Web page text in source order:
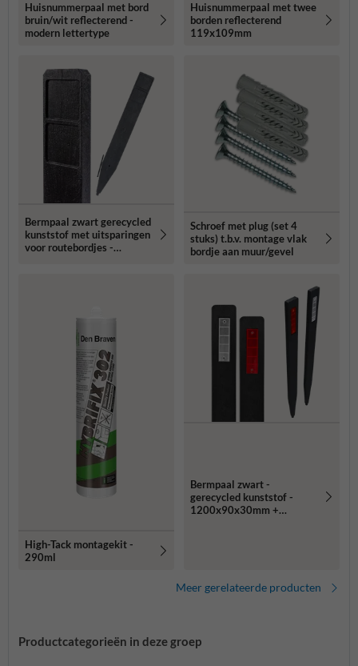
Huisnummerpaal met bord
bruin/wit reflecterend -
modern lettertype
Huisnummerpaal met twee
borden reflecterend
119x109mm
Bermpaal zwart gerecycled
kunststof met uitsparingen
voor routebordjes -
Schroef met plug (set 4
stuks) t.b.v. montage vlak
bordje aan muur/gevel
High-Tack montagekit -
290ml
Bermpaal zwart -
gerecycled kunststof -
1200x90x30mm +
Meer gerelateerde producten
Productcategorieën in deze groep